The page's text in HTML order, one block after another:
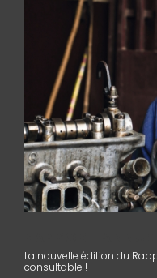
La nouvelle édition du
consultable !